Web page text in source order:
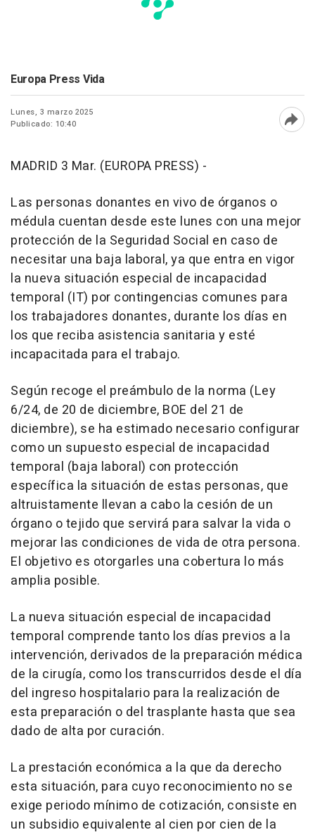
Europa Press Vida
Lunes, 3 marzo 2025
Publicado: 10:40
MADRID 3 Mar. (EUROPA PRESS) -
Las personas donantes en vivo de órganos o
médula cuentan desde este lunes con una mejor
protección de la Seguridad Social en caso de
necesitar una baja laboral, ya que entra en vigor
la nueva situación especial de incapacidad
temporal (IT) por contingencias comunes para
los trabajadores donantes, durante los días en
los que reciba asistencia sanitaria y esté
incapacitada para el trabajo.
Según recoge el preámbulo de la norma (Ley
6/24, de 20 de diciembre, BOE del 21 de
diciembre), se ha estimado necesario configurar
como un supuesto especial de incapacidad
temporal (baja laboral) con protección
específica la situación de estas personas, que
altruistamente llevan a cabo la cesión de un
órgano o tejido que servirá para salvar la vida o
mejorar las condiciones de vida de otra persona.
El objetivo es otorgarles una cobertura lo más
amplia posible.
La nueva situación especial de incapacidad
temporal comprende tanto los días previos a la
intervención, derivados de la preparación médica
de la cirugía, como los transcurridos desde el día
del ingreso hospitalario para la realización de
esta preparación o del trasplante hasta que sea
dado de alta por curación.
La prestación económica a la que da derecho
esta situación, para cuyo reconocimiento no se
exige periodo mínimo de cotización, consiste en
un subsidio equivalente al cien por cien de la